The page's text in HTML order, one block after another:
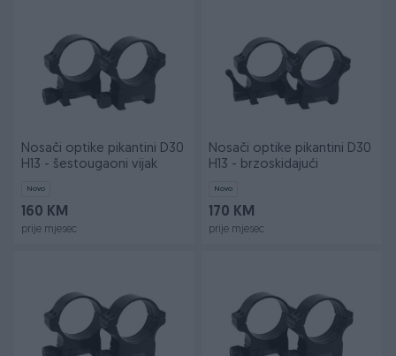
Nosači optike pikantini D30
H13 - šestougaoni vijak
Novo
160 KM
prije mjesec
Nosači optike pikantini D30
H13 - brzoskidajući
Novo
170 KM
prije mjesec